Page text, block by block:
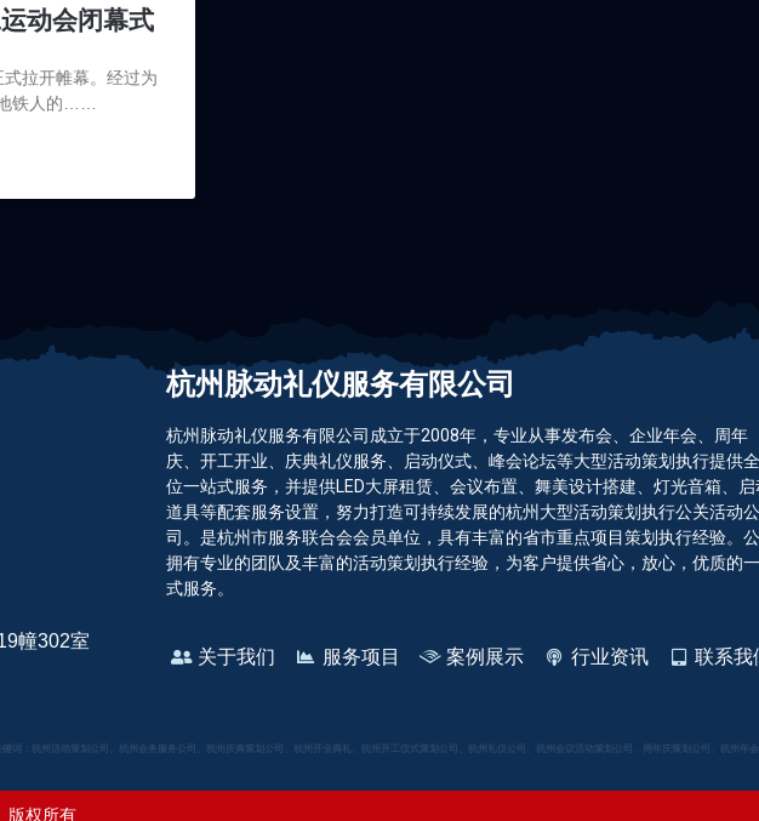
动会闭幕式
拉开帷幕。经过为
铁人的……
幢302室
杭州脉动礼仪服务有限公司
杭州脉动礼仪服务有限公司成立于2008年，专业从事发布会、企业年会、周年
庆、开工开业、庆典礼仪服务、启动仪式、峰会论坛等大型活动策划执行提供
位一站式服务，并提供LED大屏租赁、会议布置、舞美设计搭建、灯光音箱、启
道具等配套服务设置，努力打造可持续发展的杭州大型活动策划执行公关活动公
司。是杭州市服务联合会会员单位，具有丰富的省市重点项目策划执行经验。
拥有专业的团队及丰富的活动策划执行经验，为客户提供省心，放心，优质的
式服务。
关于我们 服务项目 案例展示 行业资讯 联系我
键词：杭州活动策划公司、杭州会务服务公司、杭州庆典策划公司、杭州开业典礼、杭州开工仪式策划公司、杭州礼仪公司、杭州会议活动策划公司、周年庆策划公司、杭州年
版权所有